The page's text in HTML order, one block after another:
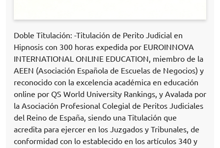
Doble Titulación: -Titulación de Perito Judicial en
Hipnosis con 300 horas expedida por EUROINNOVA
INTERNATIONAL ONLINE EDUCATION, miembro de la
AEEN (Asociación Española de Escuelas de Negocios) y
reconocido con la excelencia académica en educación
online por QS World University Rankings, y Avalada por
la Asociación Profesional Colegial de Peritos Judiciales
del Reino de España, siendo una Titulación que
acredita para ejercer en los Juzgados y Tribunales, de
conformidad con lo establecido en los artículos 340 y